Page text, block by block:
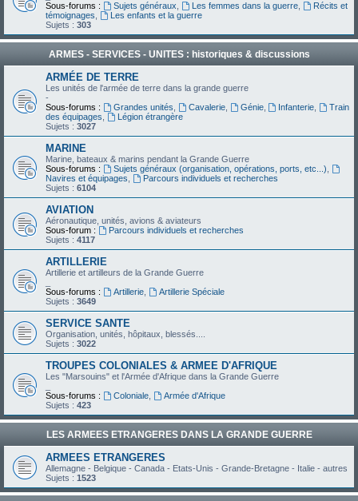
Sous-forums :
Sujets généraux Les femmes dans la guerre,
Récits et
témoignages
Les enfants et la guerre
Sujets : 303
ARMES - SERVICES - UNITES : historiques & discussions
ARMÉE DE TERRE
Les unités de l'armée de terre dans la grande guerre
-
Sous-forums :
Grandes unités Cavalerie, Génie, Infanterie
Train
des équipages
Légion étrangère
Sujets : 3027
MARINE
Marine, bateaux & marins pendant la Grande Guerre
Sous-forums :
Sujets généraux (organisation, opérations, ports, etc...)
Navires et équipages
Parcours individuels et recherches
Sujets : 6104
AVIATION
Aéronautique, unités, avions & aviateurs
Sous-forum :
Parcours individuels et recherches
Sujets : 4117
ARTILLERIE
Artillerie et artilleurs de la Grande Guerre
Sous-forums :
Artillerie,
Artillerie Spéciale
Sujets : 3649
SERVICE SANTE
Organisation, unités, hôpitaux, blessés....
Sujets : 3022
TROUPES COLONIALES & ARMEE D'AFRIQUE
Les "Marsouins" et l'Armée d'Afrique dans la Grande Guerre
Sous-forums :
Coloniale,
Armée d'Afrique
Sujets : 423
LES ARMEES ETRANGERES DANS LA GRANDE GUERRE
ARMEES ETRANGERES
Allemagne - Belgique - Canada - Etats-Unis - Grande-Bretagne - Italie - autres
Sujets : 1523